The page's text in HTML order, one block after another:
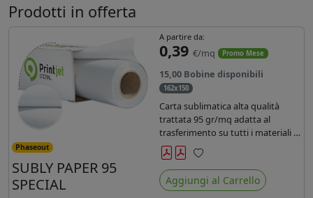
Prodotti in offerta
Phaseout
SUBLY PAPER 95
SPECIAL
A partire da:
0,39 €/mq Promo Mese
15,00 Bobine disponibili
162x150
Carta sublimatica alta qualità
trattata 95 gr/mq adatta al
trasferimento su tutti i materiali in
poliestere.
Preferiti
Aggiungi al Carrello